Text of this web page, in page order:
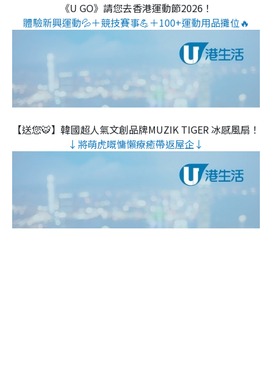
《U GO》請您去香港運動節2026！
體驗新興運動💦＋競技賽事💪＋100+運動用品攤位🔥
【送您🐯】韓國超人氣文創品牌MUZIK TIGER 冰感風扇！
↓將萌虎嘅慵懶療癒帶返屋企↓